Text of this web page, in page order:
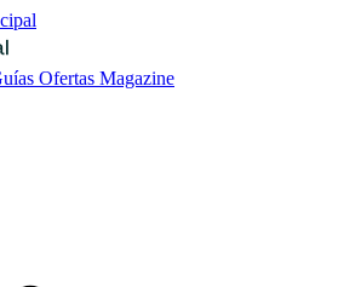
Ofertas Magazine